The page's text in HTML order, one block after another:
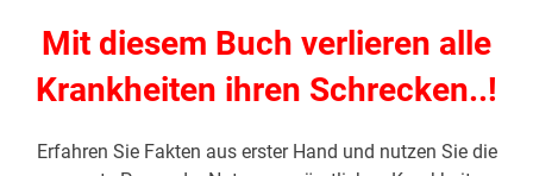
Mit diesem Buch verlieren alle
Krankheiten ihren Schrecken..!
Erfahren Sie Fakten aus erster Hand und nutzen Sie die